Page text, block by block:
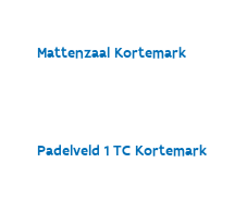
Mattenzaal Kortemark
Padelveld 1 TC Kortemark